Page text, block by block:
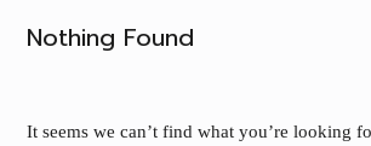
Nothing Found
It seems we can’t find what you’re looking